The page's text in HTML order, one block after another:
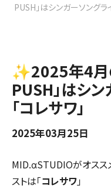
予約状況
PUSH」はシンガーソングラ
✨2025年4月
PUSH」はシ
「コレサワ」
2025年03月25日
MID.αSTUDIOがオスス
ストは「コレサワ」